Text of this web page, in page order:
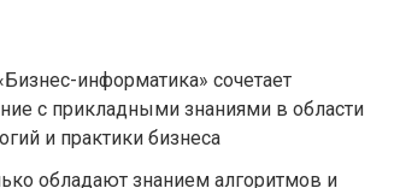
информатика» сочетает
с прикладными знаниями в области
и практики бизнеса
обладают знанием алгоритмов и